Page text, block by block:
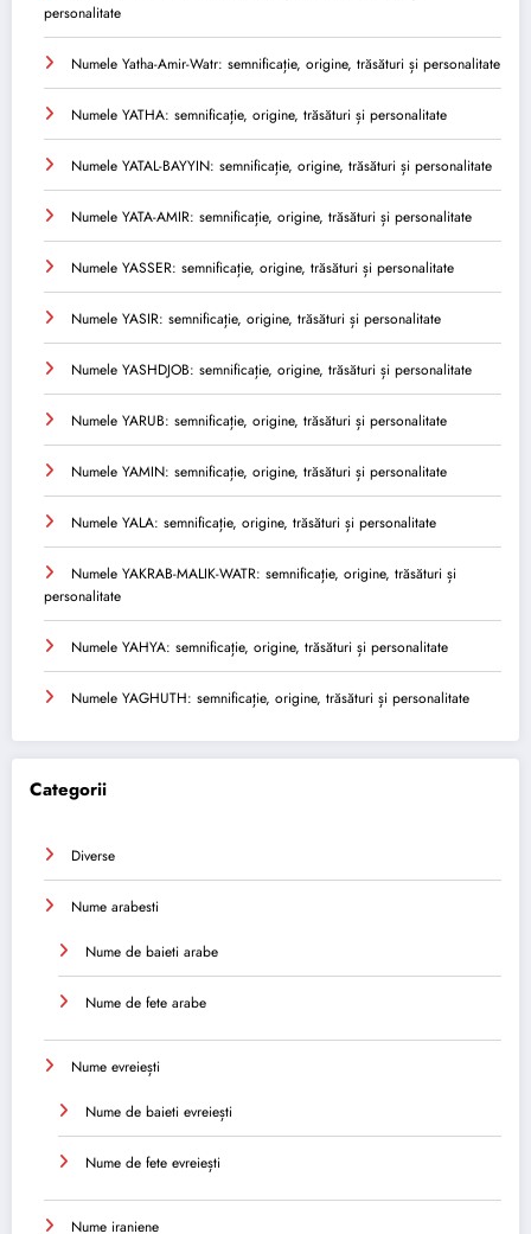
personalitate
Numele Yatha-Amir-Watr: semnificație, origine, trăsături și personalitate
Numele YATHA: semnificație, origine, trăsături și personalitate
Numele YATAL-BAYYIN: semnificație, origine, trăsături și personalitate
Numele YATA-AMIR: semnificație, origine, trăsături și personalitate
Numele YASSER: semnificație, origine, trăsături și personalitate
Numele YASIR: semnificație, origine, trăsături și personalitate
Numele YASHDJOB: semnificație, origine, trăsături și personalitate
Numele YARUB: semnificație, origine, trăsături și personalitate
Numele YAMIN: semnificație, origine, trăsături și personalitate
Numele YALA: semnificație, origine, trăsături și personalitate
Numele YAKRAB-MALIK-WATR: semnificație, origine, trăsături și
personalitate
Numele YAHYA: semnificație, origine, trăsături și personalitate
Numele YAGHUTH: semnificație, origine, trăsături și personalitate
Categorii
Diverse
Nume arabesti
Nume de baieti arabe
Nume de fete arabe
Nume evreiești
Nume de baieti evreiești
Nume de fete evreiești
Nume iraniene